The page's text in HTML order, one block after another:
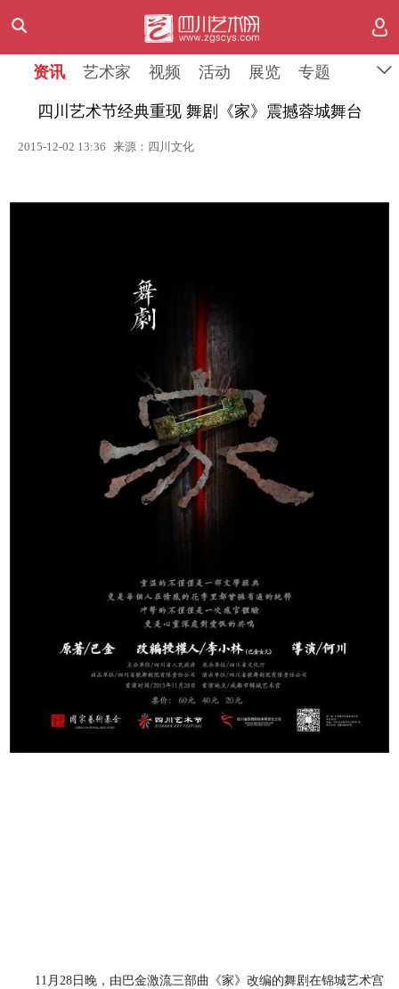
资讯 艺术家 视频 活动 展览 专题
四川艺术节经典重现 舞剧《家》震撼蓉城舞台
2015-12-02 13:36 来源：四川文化
11月28日晚，由巴金激流三部曲《家》改编的舞剧在锦城艺术宫